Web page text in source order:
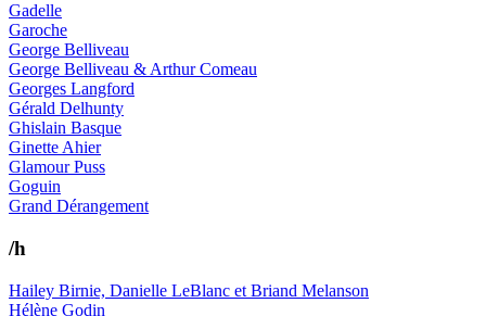
Gadelle
Garoche
George Belliveau
George Belliveau & Arthur Comeau
Georges Langford
Gérald Delhunty
Ghislain Basque
Ginette Ahier
Glamour Puss
Goguin
Grand Dérangement
/h
Hailey Birnie, Danielle LeBlanc et Briand Melanson
Hélène Godin